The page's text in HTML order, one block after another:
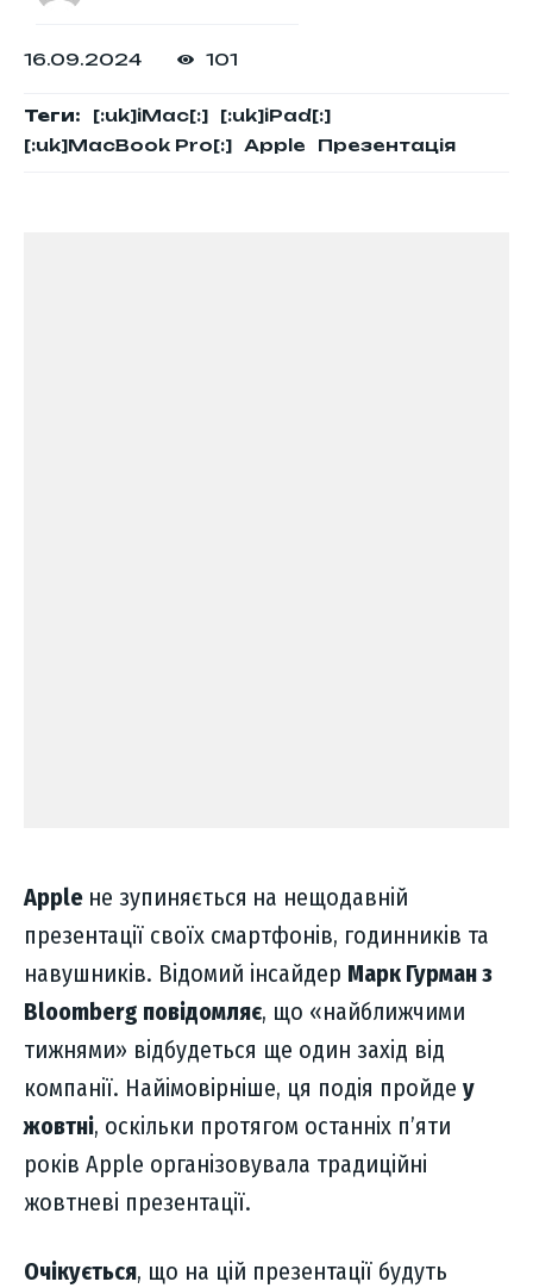
16.09.2024 101
Теги: [:uk]iMac[:]
[:uk]iPad[:]
[:uk]MacBook Pro[:] Apple Презентація
Apple не зупиняється на нещодавній
презентації своїх смартфонів, годинників та
навушників. Відомий інсайдер Марк Гурман з
Bloomberg повідомляє, що «найближчими
тижнями» відбудеться ще один захід від
компанії. Найімовірніше, ця подія пройде у
жовтні, оскільки протягом останніх п’яти
років Apple організовувала традиційні
жовтневі презентації.
Очікується, що на цій презентації будуть